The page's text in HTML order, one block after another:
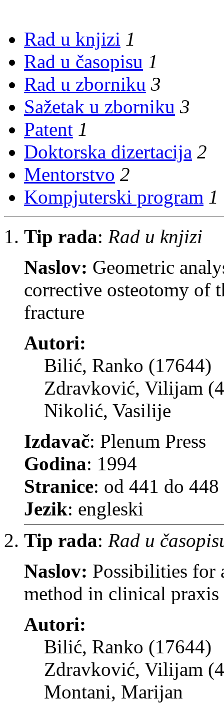
Rad u knjizi 1
Rad u časopisu 1
Rad u zborniku 3
Sažetak u zborniku 3
Patent 1
Doktorska dizertacija 2
Mentorstvo 2
Kompjuterski program 1
Tip rada: Rad u knjizi
Naslov: Geometric
corrective osteotomy of
fracture
Autori:
Bilić, Ranko (17644)
Zdravković, Vilijam
Nikolić, Vasilije
Izdavač: Plenum Press
Godina: 1994
Stranice: od 441 do 448
Jezik: engleski
Tip rada: Rad u
Naslov: Possibilities for
method in clinical praxis
Autori:
Bilić, Ranko (17644)
Zdravković, Vilijam
Montani, Marijan